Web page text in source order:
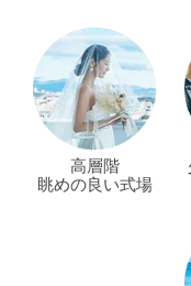
高層階
眺めの良い式場